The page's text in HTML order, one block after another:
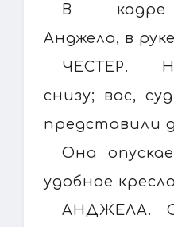
В кадре
Анджела, в
ЧЕСТЕР.
снизу; вас,
представили
Она
удобное
АНДЖЕЛА.